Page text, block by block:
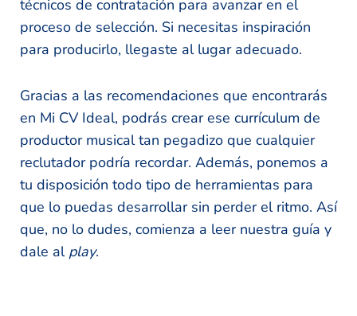
técnicos de contratación para avanzar en el
proceso de selección. Si necesitas inspiración
para producirlo, llegaste al lugar adecuado.
Gracias a las recomendaciones que encontrarás
en Mi CV Ideal, podrás crear ese currículum de
productor musical tan pegadizo que cualquier
reclutador podría recordar. Además, ponemos a
tu disposición todo tipo de herramientas para
que lo puedas desarrollar sin perder el ritmo. Así
que, no lo dudes, comienza a leer nuestra guía y
dale al play.